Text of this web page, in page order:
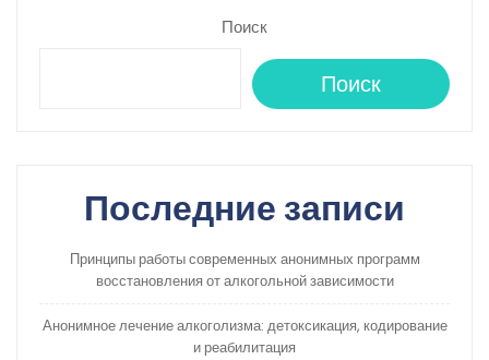
Поиск
Поиск
Последние записи
Принципы работы современных анонимных программ
восстановления от алкогольной зависимости
Анонимное лечение алкоголизма: детоксикация, кодирование
и реабилитация